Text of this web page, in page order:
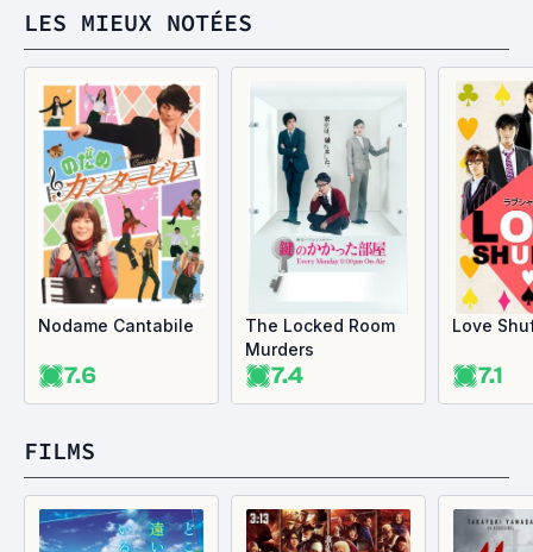
LES MIEUX NOTÉES
Nodame Cantabile
7.6
The Locked Room
Murders
7.4
Love
7.1
FILMS